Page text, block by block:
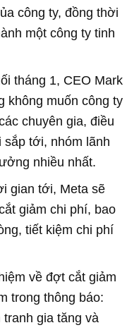
công ty, đồng thời
một công ty tinh
tháng 1, CEO Mark
không muốn công ty
chuyên gia, điều
sắp tới, nhóm lãnh
nhiều nhất.
gian tới, Meta sẽ
giảm chi phí, bao
tiết kiệm chi phí
về đợt cắt giảm
trong thông báo:
tranh gia tăng và